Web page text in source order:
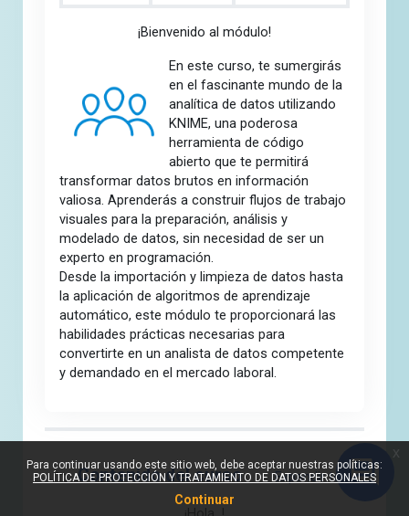
¡Bienvenido al módulo!
En este curso, te sumergirás
en el fascinante mundo de la
analítica de datos utilizando
KNIME, una poderosa
herramienta de código
abierto que te permitirá
transformar datos brutos en información
valiosa. Aprenderás a construir flujos de trabajo
visuales para la preparación, análisis y
modelado de datos, sin necesidad de ser un
experto en programación.
Desde la importación y limpieza de datos hasta
la aplicación de algoritmos de aprendizaje
automático, este módulo te proporcionará las
habilidades prácticas necesarias para
convertirte en un analista de datos competente
y demandado en el mercado laboral.
Sección fuera de línea
Contenido del curso Expandir todo
Para continuar usando este sitio web, debe aceptar nuestras políticas:
POLÍTICA DE PROTECCIÓN Y TRATAMIENTO DE DATOS PERSONALES
Continuar
x